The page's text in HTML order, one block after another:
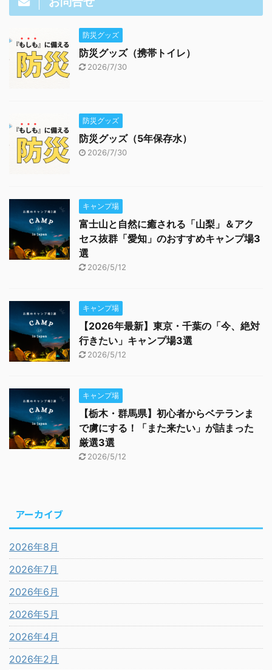
防災グッズ
防災グッズ（携帯トイレ）
2026/7/30
防災グッズ
防災グッズ（5年保存水）
2026/7/30
キャンプ場
富士山と自然に癒される「山梨」＆アク
セス抜群「愛知」のおすすめキャンプ場3
選
2026/5/12
キャンプ場
【2026年最新】東京・千葉の「今、絶対
行きたい」キャンプ場3選
2026/5/12
キャンプ場
【栃木・群馬県】初心者からベテランま
で虜にする！「また来たい」が詰まった
厳選3選
2026/5/12
アーカイブ
2026年8月
2026年7月
2026年6月
2026年5月
2026年4月
2026年2月